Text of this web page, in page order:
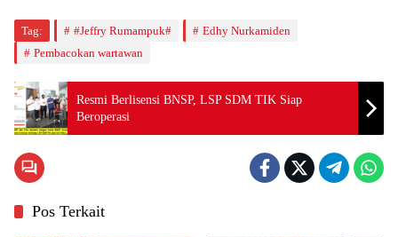
Tag: #Jeffry Rumampuk#
Edhy Nurkamiden
Pembacokan wartawan
Resmi Berlisensi BNSP, LSP SDM TIK Siap
Beroperasi
Pos Terkait